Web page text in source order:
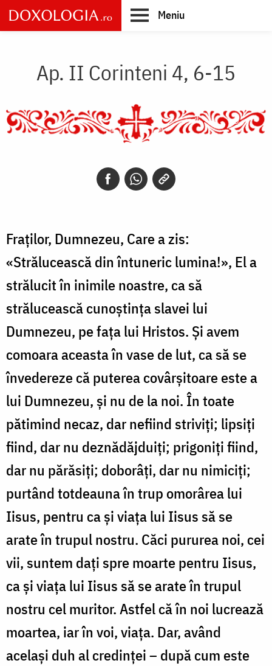
Skip
to
main
Meniu
Ap. II Corinteni 4, 6-15
Fraţilor, Dumnezeu, Care a zis:
«Strălucească din întuneric lumina!», El a
strălucit în inimile noastre, ca să
strălucească cunoştinţa slavei lui
Dumnezeu, pe faţa lui Hristos. Şi avem
comoara aceasta în vase de lut, ca să se
învedereze că puterea covârşitoare este a
lui Dumnezeu, şi nu de la noi. În toate
pătimind necaz, dar nefiind striviţi; lipsiţi
fiind, dar nu deznădăjduiţi; prigoniţi fiind,
dar nu părăsiţi; doborâţi, dar nu nimiciţi;
purtând totdeauna în trup omorârea lui
Iisus, pentru ca şi viaţa lui Iisus să se
arate în trupul nostru. Căci pururea noi, cei
vii, suntem daţi spre moarte pentru Iisus,
ca şi viaţa lui Iisus să se arate în trupul
nostru cel muritor. Astfel că în noi lucrează
moartea, iar în voi, viaţa. Dar, având
acelaşi duh al credinţei – după cum este